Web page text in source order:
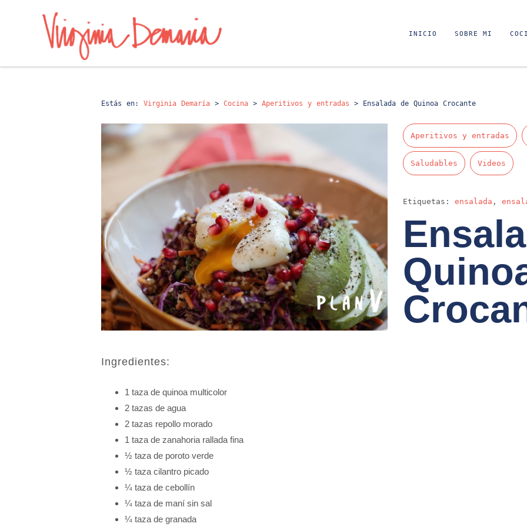
INICIO SOBRE MI
Estás en: Virginia Demaría > Cocina > Aperitivos y entradas > Ensalada de Quinoa Crocante
Aperitivos y entradas
Saludables Videos
Etiquetas: ensalada ,
Ingredientes:
1 taza de quinoa multicolor
2 tazas de agua
2 tazas repollo morado
1 taza de zanahoria rallada fina
½ taza de poroto verde
½ taza cilantro picado
¼ taza de cebollín
¼ taza de maní sin sal
¼ taza de granada